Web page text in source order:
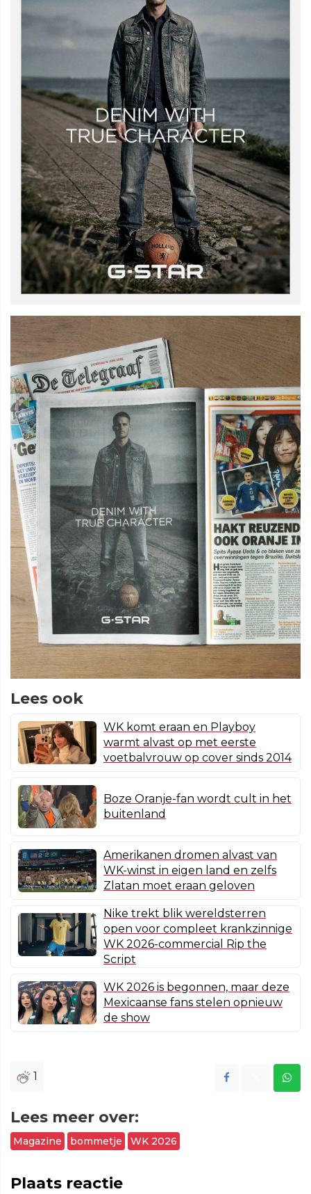
Lees ook
WK komt eraan en Playboy
warmt alvast op met eerste
voetbalvrouw op cover sinds 2014
Boze Oranje-fan wordt cult in het
buitenland
Amerikanen dromen alvast van
WK-winst in eigen land en zelfs
Zlatan moet eraan geloven
Nike trekt blik wereldsterren
open voor compleet krankzinnige
WK 2026-commercial Rip the
Script
WK 2026 is begonnen, maar deze
Mexicaanse fans stelen opnieuw
de show
1
Lees meer over:
Magazine bommetje WK 2026
Plaats reactie